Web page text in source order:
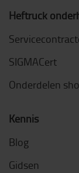
Heftruck
SIGMACert
Onderdelen
Kennis
Blog
Gidsen